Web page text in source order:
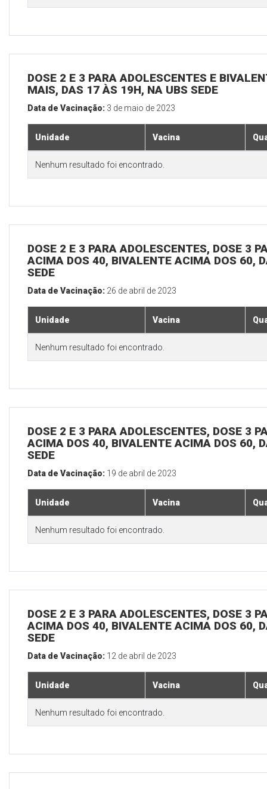
DOSE 2 E 3 PARA ADOLESCENTES E
MAIS, DAS 17 ÀS 19H, NA UBS SEDE
Data de Vacinação: 3 de maio de 2023
Unidade Vacina
Nenhum resultado foi encontrado.
DOSE 2 E 3 PARA ADOLESCENTES, DOSE 3
ACIMA DOS 40, BIVALENTE ACIMA DOS 60,
SEDE
Data de Vacinação: 26 de abril de 2023
Unidade Vacina
Nenhum resultado foi encontrado.
DOSE 2 E 3 PARA ADOLESCENTES, DOSE 3
ACIMA DOS 40, BIVALENTE ACIMA DOS 60,
SEDE
Data de Vacinação: 19 de abril de 2023
Unidade Vacina
Nenhum resultado foi encontrado.
DOSE 2 E 3 PARA ADOLESCENTES, DOSE 3
ACIMA DOS 40, BIVALENTE ACIMA DOS 60,
SEDE
Data de Vacinação: 12 de abril de 2023
Unidade Vacina
Nenhum resultado foi encontrado.